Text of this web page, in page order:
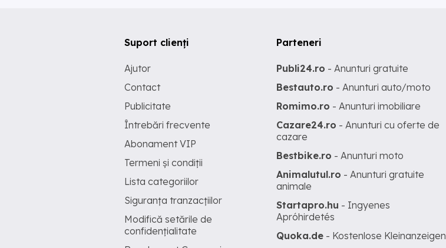
Suport clienți
Ajutor
Contact
Publicitate
Întrebări frecvente
Abonament VIP
Termeni și condiții
Lista categoriilor
Siguranța tranzacțiilor
Modifică setările de
confidențialitate
Parteneri
Publi24.ro - Anunturi gratuite
Bestauto.ro - Anunturi auto/moto
Romimo.ro - Anunturi imobiliare
Cazare24.ro - Anunturi cu oferte de
cazare
Bestbike.ro - Anunturi moto
Animalutul.ro - Anunturi gratuite
animale
Startapro.hu - Ingyenes
Apróhirdetés
Quoka.de - Kostenlose Kleinanzeigen